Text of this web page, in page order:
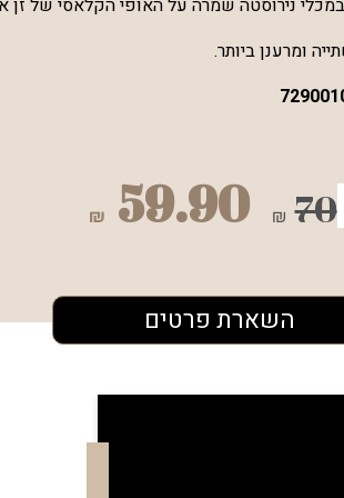
70
₪
59.90
₪
השארת פרטים